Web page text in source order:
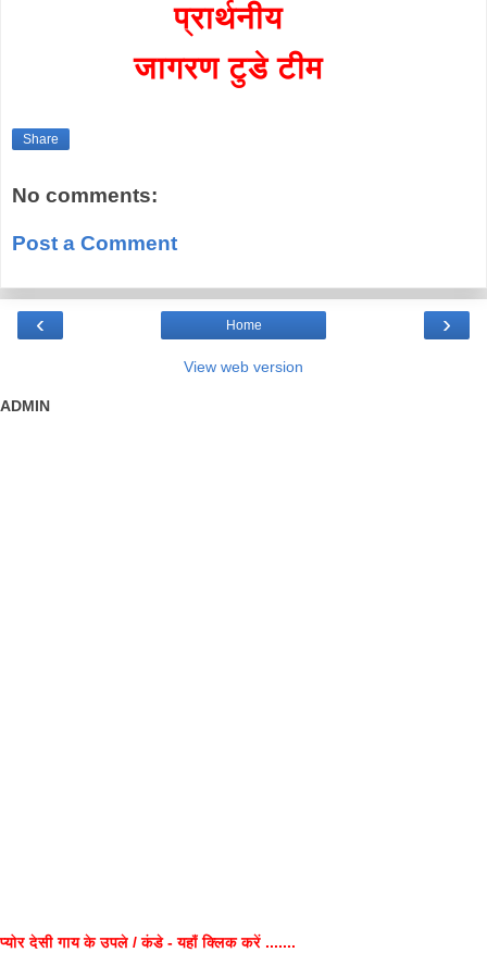
प्रार्थनीय
जागरण टुडे टीम
Share
No comments:
Post a Comment
‹ ›
Home
View web version
ADMIN
प्योर देसी गाय के उपले / कंडे - यहाँ क्लिक करें .......